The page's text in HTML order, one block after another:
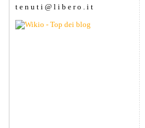
t e n u t i @ l i b e r o . i t